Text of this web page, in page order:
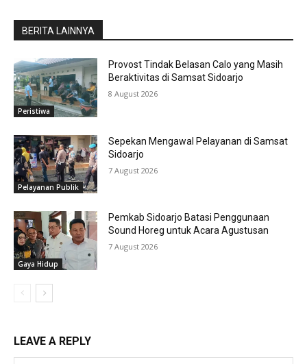
BERITA LAINNYA
Peristiwa
Provost Tindak Belasan Calo yang Masih
Beraktivitas di Samsat Sidoarjo
8 August 2026
Pelayanan Publik
Sepekan Mengawal Pelayanan di Samsat
Sidoarjo
7 August 2026
Gaya Hidup
Pemkab Sidoarjo Batasi Penggunaan
Sound Horeg untuk Acara Agustusan
7 August 2026
LEAVE A REPLY